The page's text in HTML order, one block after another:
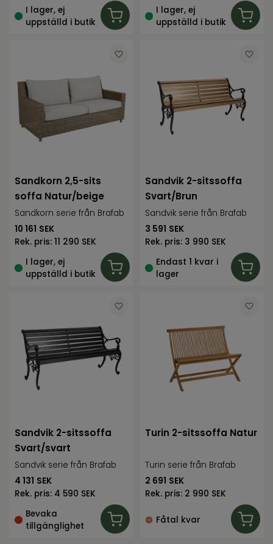
I lager, ej
uppställd i butik
I lager, ej
uppställd i butik
Sandkorn 2,5-sits
soffa Natur/beige
Sandkorn serie från Brafab
10 161 SEK
Rek. pris: 11 290 SEK
I lager, ej
uppställd i butik
Sandvik 2-sitssoffa
Svart/Brun
Sandvik serie från Brafab
3 591 SEK
Rek. pris: 3 990 SEK
Endast 1 kvar i
lager
Sandvik 2-sitssoffa
Svart/svart
Sandvik serie från Brafab
4 131 SEK
Rek. pris: 4 590 SEK
Bevaka
tillgänglighet
Turin 2-sitssoffa Natur
Turin serie från Brafab
2 691 SEK
Rek. pris: 2 990 SEK
Fåtal kvar